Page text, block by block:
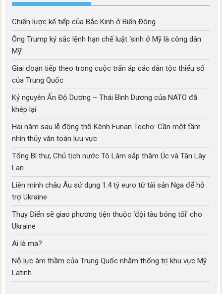
Chiến lược kế tiếp của Bắc Kinh ở Biển Đông
Ông Trump ký sắc lệnh hạn chế luật ‘sinh ở Mỹ là công dân
Mỹ’
Giai đoạn tiếp theo trong cuộc trấn áp các dân tộc thiểu số
của Trung Quốc
Kỷ nguyên Ấn Độ Dương – Thái Bình Dương của NATO đã
khép lại
Hai năm sau lễ động thổ Kênh Funan Techo: Cần một tầm
nhìn thủy văn toàn lưu vực
Tổng Bí thư, Chủ tịch nước Tô Lâm sắp thăm Úc và Tân Lây
Lan
Liên minh châu Âu sử dụng 1.4 tỷ euro từ tài sản Nga để hỗ
trợ Ukraine
Thụy Điển sẽ giao phương tiện thuộc ‘đội tàu bóng tối’ cho
Ukraine
Ai là ma?
Nỗ lực âm thầm của Trung Quốc nhằm thống trị khu vực Mỹ
Latinh